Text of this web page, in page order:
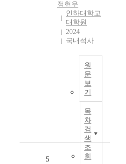
여
정현우
인하대학교
대학원
2024
국내석사
원
문
보
기
목
차
검
색
조
회
5